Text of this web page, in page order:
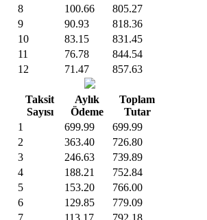
8
100.66
805.27
9
90.93
818.36
10
83.15
831.45
11
76.78
844.54
12
71.47 857.63
Taksit
Sayısı
Aylık
Ödeme
Toplam
Tutar
1
699.99
699.99
2
363.40
726.80
3
246.63
739.89
4
188.21
752.84
5
153.20
766.00
6
129.85
779.09
7
113.17
792.18